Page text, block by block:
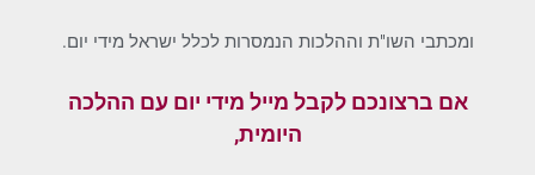
ומכתבי השו"ת וההלכות הנמסרות לכלל ישראל מידי יום.
אם ברצונכם לקבל מייל מידי יום עם ההלכה
היומית,